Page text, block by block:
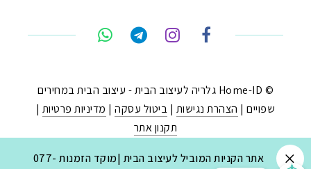
אתר הקניות המוביל לעיצוב הבית |מוקד הזמנות 077-
© Home-ID גלריה לעיצוב הבית - עיצוב הבית במחירים
שפויים | הצהרת נגישות | ביטול עסקה| מדיניות פרטיות |
תקנון אתר